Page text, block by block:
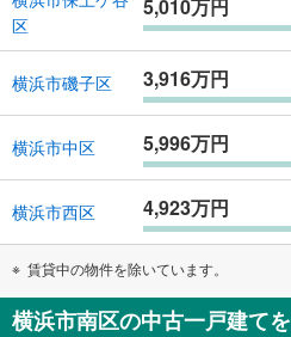
区
5,010万円
横浜市磯子区 3,916万円
横浜市中区 5,996万円
横浜市西区 4,923万円
賃貸中の物件を除いています。
横浜市南区の中古一戸建て